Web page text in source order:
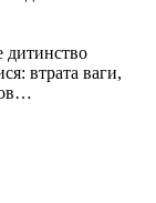
дитинство
втрата ваги,